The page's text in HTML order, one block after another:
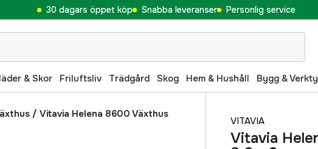
30 dagars öppet köp Snabba leveranser Personlig service
& Skor Friluftsliv Trädgård Skog Hem & Hushåll Bygg &
/ Vitavia Helena 8600 Växthus
VITAVIA
Vitavia